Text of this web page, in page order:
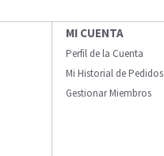
MI CUENTA
Perfil de la Cuenta
Mi Historial de Pedidos
Gestionar Miembros